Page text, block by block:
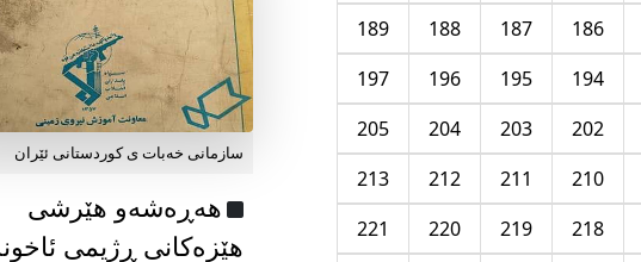
186
187
188
189
194
195
196
197
202
203
204
205
210
211
212
213
218
219
220
221
سازمانی خەبات ی كوردستانی ئێران
هەڕەشەو هێرشی
هێزەکانی ڕژیمی